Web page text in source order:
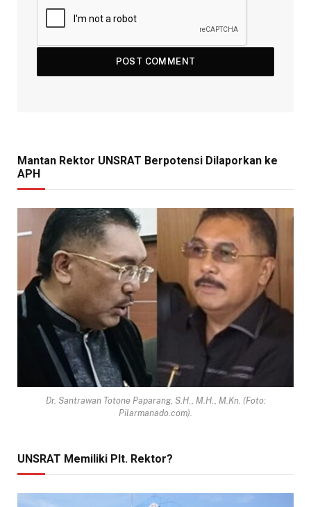
Mantan Rektor UNSRAT Berpotensi Dilaporkan ke
APH
Dr. Santrawan Totone Paparang, S.H., M.H., M.Kn. (Foto:
Pilarmanado.com).
UNSRAT Memiliki Plt. Rektor?